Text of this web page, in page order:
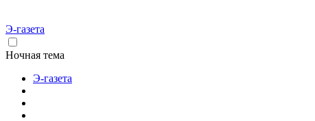
Э-газета
Ночная тема
Э-газета